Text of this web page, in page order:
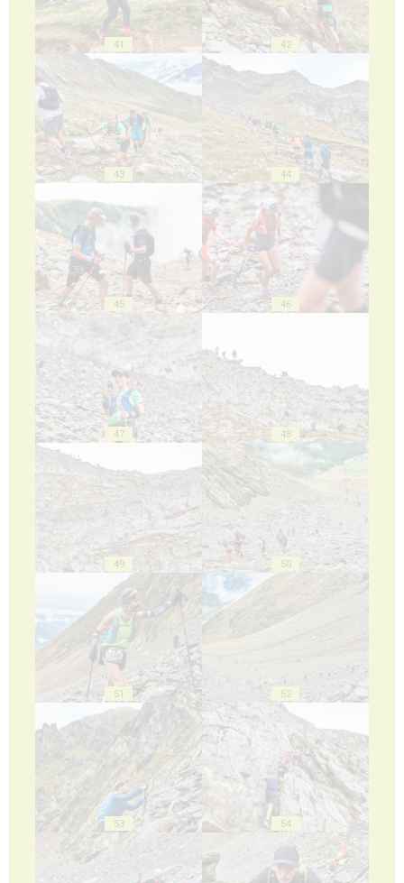
41 42
43 44
45 46
47 48
49 50
51 52
53 54